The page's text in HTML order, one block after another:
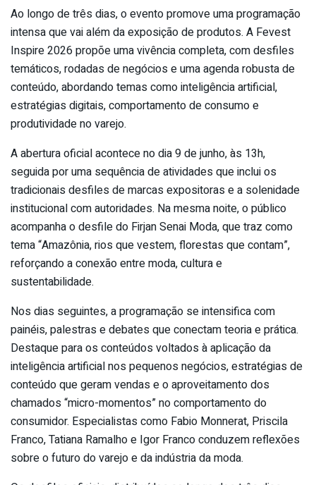
Ao longo de três dias, o evento promove uma programação
intensa que vai além da exposição de produtos. A Fevest
Inspire 2026 propõe uma vivência completa, com desfiles
temáticos, rodadas de negócios e uma agenda robusta de
conteúdo, abordando temas como inteligência artificial,
estratégias digitais, comportamento de consumo e
produtividade no varejo.
A abertura oficial acontece no dia 9 de junho, às 13h,
seguida por uma sequência de atividades que inclui os
tradicionais desfiles de marcas expositoras e a solenidade
institucional com autoridades. Na mesma noite, o público
acompanha o desfile do Firjan Senai Moda, que traz como
tema “Amazônia, rios que vestem, florestas que contam”,
reforçando a conexão entre moda, cultura e
sustentabilidade.
Nos dias seguintes, a programação se intensifica com
painéis, palestras e debates que conectam teoria e prática.
Destaque para os conteúdos voltados à aplicação da
inteligência artificial nos pequenos negócios, estratégias de
conteúdo que geram vendas e o aproveitamento dos
chamados “micro-momentos” no comportamento do
consumidor. Especialistas como Fabio Monnerat, Priscila
Franco, Tatiana Ramalho e Igor Franco conduzem reflexões
sobre o futuro do varejo e da indústria da moda.